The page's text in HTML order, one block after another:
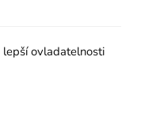
lepší ovladatelnosti